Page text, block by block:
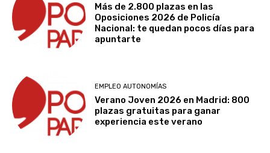
Más de 2.800 plazas en las
Oposiciones 2026 de Policía
Nacional: te quedan pocos días para
apuntarte
EMPLEO AUTONOMÍAS
Verano Joven 2026 en Madrid: 800
plazas gratuitas para ganar
experiencia este verano